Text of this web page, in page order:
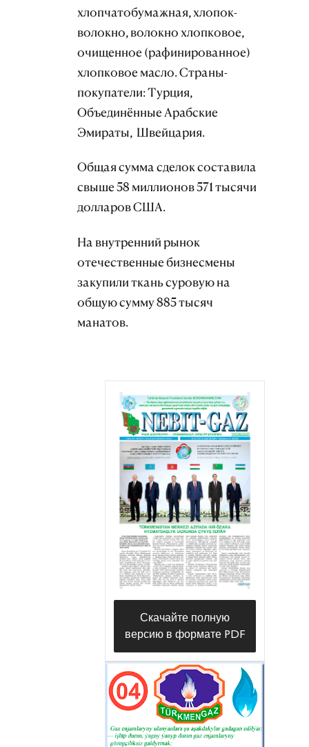
хлопчатобумажная, хлопок-
волокно, волокно хлопковое,
очищенное (рафинированное)
хлопковое масло. Страны-
покупатели: Турция,
Объединённые Арабские
Эмираты, Швейцария.
Общая сумма сделок составила
свыше 58 миллионов 571 тысячи
долларов США.
На внутренний рынок
отечественные бизнесмены
закупили ткань суровую на
общую сумму 885 тысяч
манатов.
Скачайте полную
версию в формате PDF